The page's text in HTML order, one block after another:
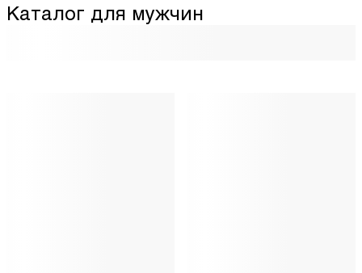
Каталог для мужчин